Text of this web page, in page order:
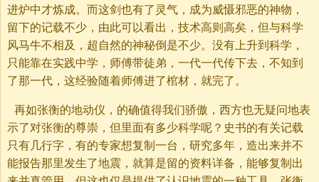
进炉中才炼成。而这剑也有了灵气，成为威慑邪恶的神物，
留下的记载不少，由此可以看出，技术高则高矣，但与科学
风马牛不相及，超自然的神秘倒是不少。没有上升到科学，
只能靠在实践中学，师傅带徒弟，一代一代传下去，不知到
了那一代，这经验随着师傅进了棺材，就完了。
再如张衡的地动仪，的确值得我们骄傲，西方也无疑问地表
示了对张衡的尊崇，但里面有多少科学呢？史书的有关记载
只有几行字，有的专家想复制一台，研究多年，造出来并不
能报告那里发生了地震，就算是留的资料详备，能够复制出